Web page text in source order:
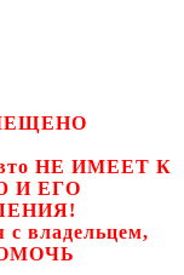
НЕ ИМЕЕТ К
И ЕГО
с владельцем,